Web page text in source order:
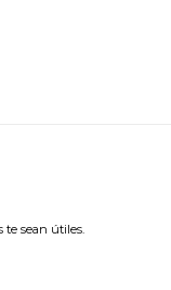
te sean útiles.